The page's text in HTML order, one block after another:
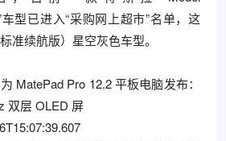
车型已进入“采购网上超市”名单，这
准续航版）星空灰色车型。
MatePad Pro 12.2 平板电脑发布：
双层 OLED 屏